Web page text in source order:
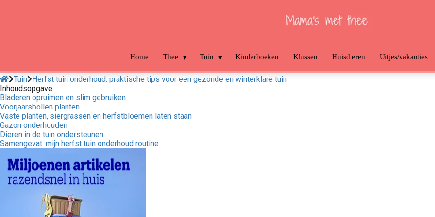
Home Thee Tuin Kinderboeken Klussen Huisdieren Uitjes/vakanties
Tuin Herfst tuin onderhoud: praktische tips voor een gezonde en winterklare tuin
Inhoudsopgave
Bladeren opruimen en slim gebruiken
Voorjaarsbollen planten
Vaste planten, siergrassen en herfstbloemen laten staan
Gazon onderhouden
Dieren in de tuin ondersteunen
Samengevat: mijn herfst tuin onderhoud routine
gebruikt
bezoekers te
op de
Hierdoor
website-
relevante
tonen
op het
van deze